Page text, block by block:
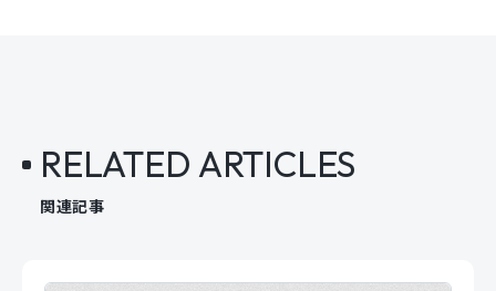
RELATED ARTICLES
関連記事